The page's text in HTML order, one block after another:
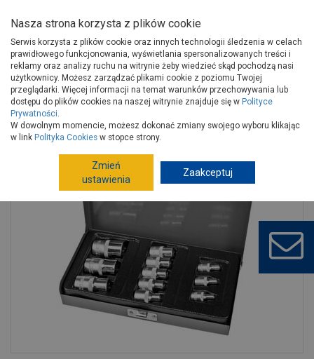
Strona główna Narzędzia
Narzędzia ręczne, warsztat
Klucze, zestawy narzędziowe
Zestawy narzędziowe
Zestaw nasadek udarowych CV Z GN.torx :1/2-3/8-1/4,E4-20 - 11 szt.
PROLINE
Nasza strona korzysta z plików cookie
Serwis korzysta z plików cookie oraz innych technologii śledzenia w celach
prawidłowego funkcjonowania, wyświetlania spersonalizowanych treści i
reklamy oraz analizy ruchu na witrynie żeby wiedzieć skąd pochodzą nasi
użytkownicy. Możesz zarządzać plikami cookie z poziomu Twojej
przeglądarki. Więcej informacji na temat warunków przechowywania lub
dostępu do plików cookies na naszej witrynie znajduje się w Polityce
Prywatności.
W dowolnym momencie, możesz dokonać zmiany swojego wyboru klikając
w link Polityka Cookies w stopce strony.
Zmień
ustawienia
Zaakceptuj